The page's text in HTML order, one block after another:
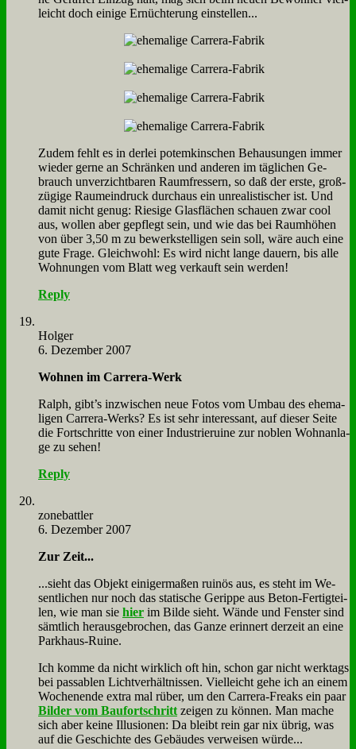
leicht doch ei­ni­ge Er­nüch­te­rung ein­stel­len...
Zu­dem fehlt es in der­lei po­tem­kin­schen Be­hau­sun­gen im­mer
wie­der ger­ne an Schrän­ken und an­de­ren im täg­li­chen Ge­
brauch un­ver­zicht­ba­ren Raum­fres­sern, so daß der er­ste, groß­
zü­gi­ge Raum­ein­druck durch­aus ein un­rea­li­sti­scher ist. Und
da­mit nicht ge­nug: Rie­si­ge Glas­flä­chen schau­en zwar cool
aus, wol­len aber ge­pflegt sein, und wie das bei Raum­hö­hen
von über 3,50 m zu be­werk­stel­li­gen sein soll, wä­re auch ei­ne
gu­te Fra­ge. Gleich­wohl: Es wird nicht lan­ge dau­ern, bis al­le
Woh­nun­gen vom Blatt weg ver­kauft sein wer­den!
Reply
Hol­ger
6. Dezember 2007
Woh­nen im Car­rera-Werk
Ralph, gibt’s in­zwi­schen neue Fo­tos vom Um­bau des ehe­ma­
li­gen Car­rera-Werks? Es ist sehr in­ter­es­sant, auf die­ser Sei­te
die Fort­schrit­te von ei­ner In­du­strie­rui­ne zur no­blen Wohn­an­la­
ge zu se­hen!
Reply
zone­batt­ler
6. Dezember 2007
Zur Zeit...
...sieht das Ob­jekt ei­ni­ger­ma­ßen rui­nös aus, es steht im We­
sent­li­chen nur noch das sta­ti­sche Ge­rip­pe aus Be­ton-Fer­tig­tei­
len, wie man sie hier im Bil­de sieht. Wän­de und Fen­ster sind
sämt­lich her­aus­ge­bro­chen, das Gan­ze er­in­nert der­zeit an ei­ne
Park­haus-Rui­ne.
Ich kom­me da nicht wirk­lich oft hin, schon gar nicht werk­tags
bei pas­sa­blen Licht­ver­hält­nis­sen. Viel­leicht ge­he ich an ei­nem
Wo­chen­en­de ex­tra mal rü­ber, um den Car­rera-Freaks ein paar
Bil­der vom Bau­fort­schritt zei­gen zu kön­nen. Man ma­che
sich aber kei­ne Il­lu­sio­nen: Da bleibt rein gar nix üb­rig, was
auf die Ge­schich­te des Ge­bäu­des ver­wei­sen wür­de...